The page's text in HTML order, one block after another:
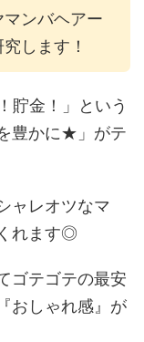
ンバヘアー
します！
貯金！」という
豊かに★」がテ
ャレオツなマ
れます◎
ゴテゴテの最安
おしゃれ感』が